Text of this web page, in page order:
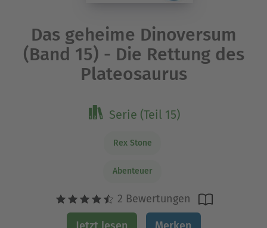
Das geheime Dinoversum
(Band 15) - Die Rettung des
Plateosaurus
Serie (Teil 15)
Rex Stone
Abenteuer
2 Bewertungen